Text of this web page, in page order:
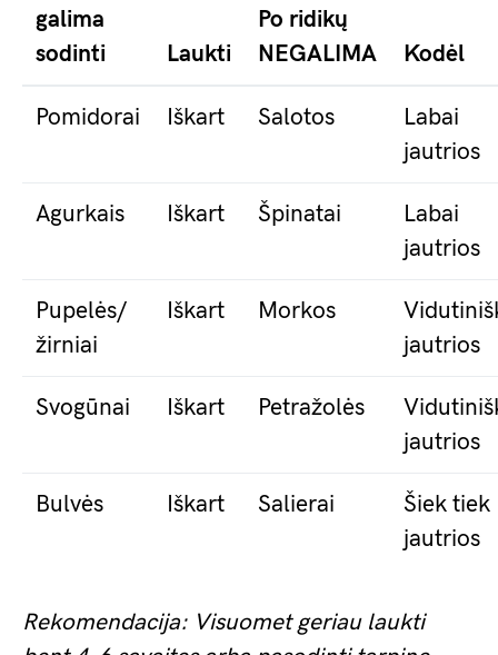
galima
sodinti
Laukti
Po ridikų
NEGALIMA
Kodėl
Pomidorai Iškart Salotos
Labai
jautrios
Agurkais Iškart Špinatai
Labai
jautrios
Pupelės/
žirniai
Iškart Morkos
jautrios
Svogūnai Iškart Petražolės
jautrios
Bulvės Iškart Salierai
Šiek tiek
jautrios
Rekomendacija: Visuomet geriau laukti